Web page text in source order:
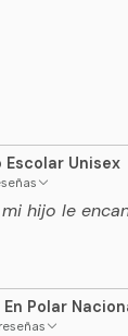
Escolar Unisex
hijo le
Polar
36 reseñas